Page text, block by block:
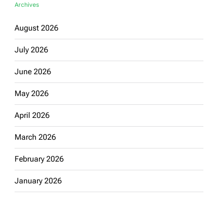
Archives
August 2026
July 2026
June 2026
May 2026
April 2026
March 2026
February 2026
January 2026